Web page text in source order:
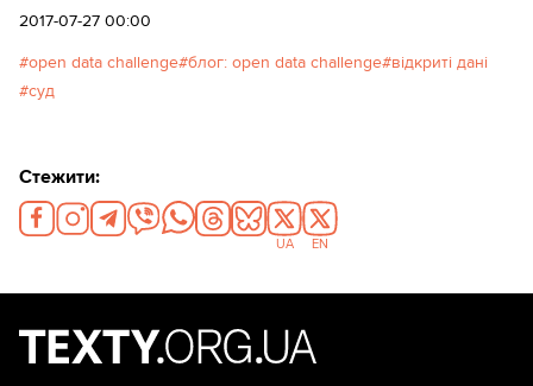
2017-07-27 00:00
open data challenge блог: open data challenge відкриті дані
суд
Стежити:
UA EN